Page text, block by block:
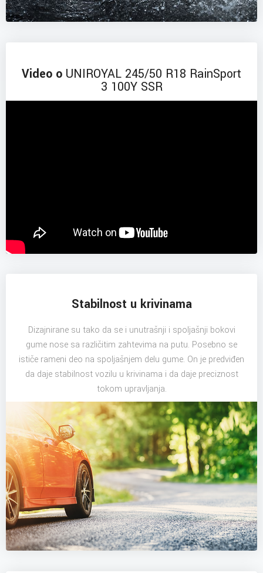
Video o UNIROYAL 245/50 R18 RainSport
3 100Y SSR
Stabilnost u krivinama
Dizajnirane su tako da se i unutrašnji i spoljašnji bokovi
gume nose sa različitim zahtevima na putu. Posebno se
ističe rameni deo na spoljašnjem delu gume. On je predviđen
da daje stabilnost vozilu u krivinama i da daje preciznost
tokom upravljanja.